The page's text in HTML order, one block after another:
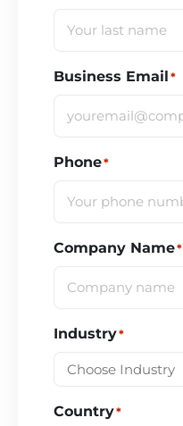
Business Email*
Phone*
Company Name*
Industry*
Country*